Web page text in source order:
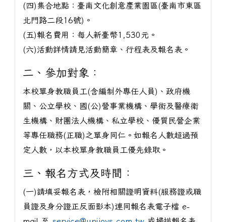
(四)集合地點：臺南文化創意產業園區(臺南市東區
北門路二段16號)。
(五)報名費用：每人新臺幣1,530元。
(六)活動詳情請見活動簡章、行程表及報名表。
二、參加對象：
本校單身教職員工(含編制外專任人員)、政府機
關、公立學校、國(公)營事業機構、學術及醫療衛
生機構、財團法人機構、私立學校、優質民營企業
等專任職務(正職)之單身同仁。如報名人數超過預
定人數，以本校單身教職員工優先錄取。
三、報名方式及時間：
(一)請填妥報名表，檢附相關證明資料(服務證或職
員證及身分證正反面影本)連同報名表電子檔 e-